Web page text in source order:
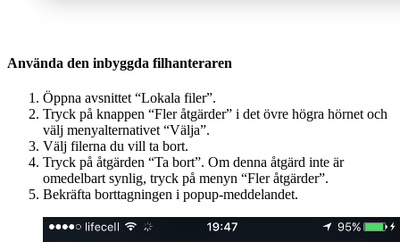
Använda den inbyggda filhanteraren
Öppna avsnittet “Lokala filer”.
Tryck på knappen “Fler åtgärder” i det övre högra hörnet och
välj menyalternativet “Välja”.
Välj filerna du vill ta bort.
Tryck på åtgärden “Ta bort”. Om denna åtgärd inte är
omedelbart synlig, tryck på menyn “Fler åtgärder”.
Bekräfta borttagningen i popup-meddelandet.